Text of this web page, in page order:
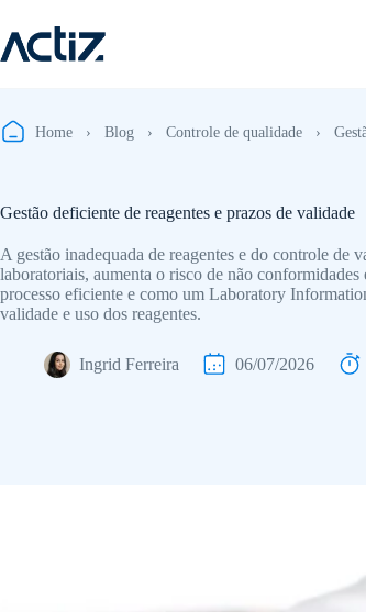
para
o
conteúdo
Home › Blog › Controle de qualidade ›
Gestão deficiente de reagentes e prazos de validade
A gestão inadequada de reagentes e do controle de
laboratoriais, aumenta o risco de não
processo eficiente e como um Laboratory
validade e uso dos reagentes.
Ingrid Ferreira 06/07/2026